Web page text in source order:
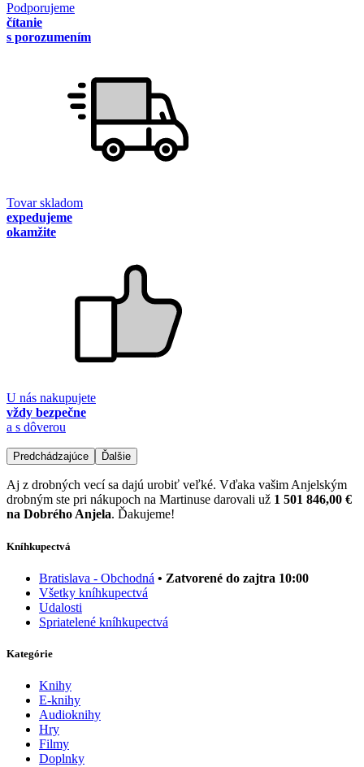
Podporujeme
čítanie
s porozumením
Tovar skladom
expedujeme
okamžite
U nás nakupujete
vždy bezpečne
a s dôverou
Predchádzajúce Ďalšie
Aj z drobných vecí sa dajú urobiť veľké. Vďaka vašim Anjelským
drobným ste pri nákupoch na Martinuse darovali už 1 501 846,00 €
na Dobrého Anjela. Ďakujeme!
Kníhkupectvá
Bratislava - Obchodná • Zatvorené do zajtra 10:00
Všetky kníhkupectvá
Udalosti
Spriatelené kníhkupectvá
Kategórie
Knihy
E-knihy
Audioknihy
Hry
Filmy
Doplnky